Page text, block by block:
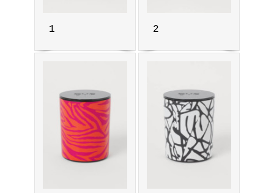
1 2